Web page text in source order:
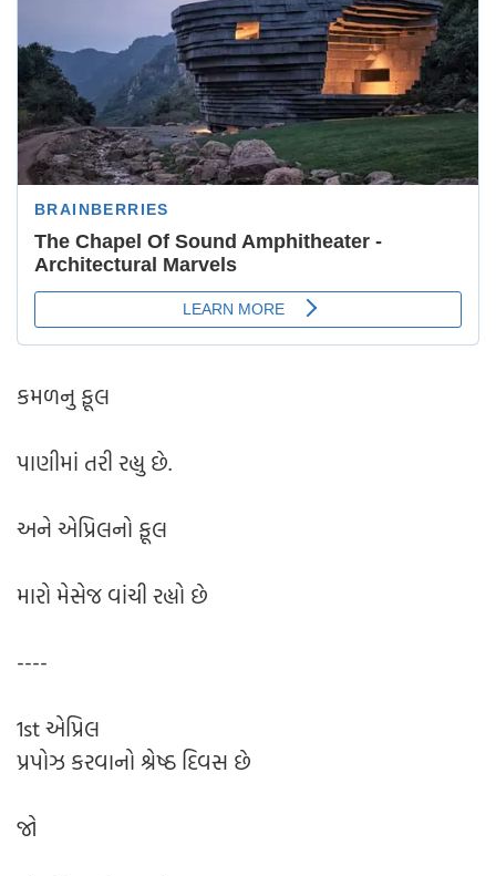
કમળનુ ફૂલ
પાણીમાં તરી રહ્યુ છે.
અને એપ્રિલનો ફૂલ
મારો મેસેજ વાંચી રહ્યો છે
----
1st એપ્રિલ
પ્રપોઝ કરવાનો શ્રેષ્ઠ દિવસ છે
જો